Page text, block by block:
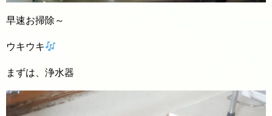
早速お掃除～
ウキウキ
まずは、浄水器